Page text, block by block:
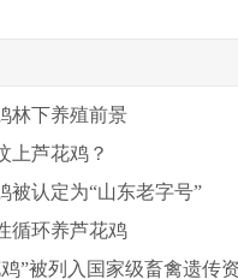
林下养殖前景
上芦花鸡？
被认定为“山东老字号”
循环养芦花鸡